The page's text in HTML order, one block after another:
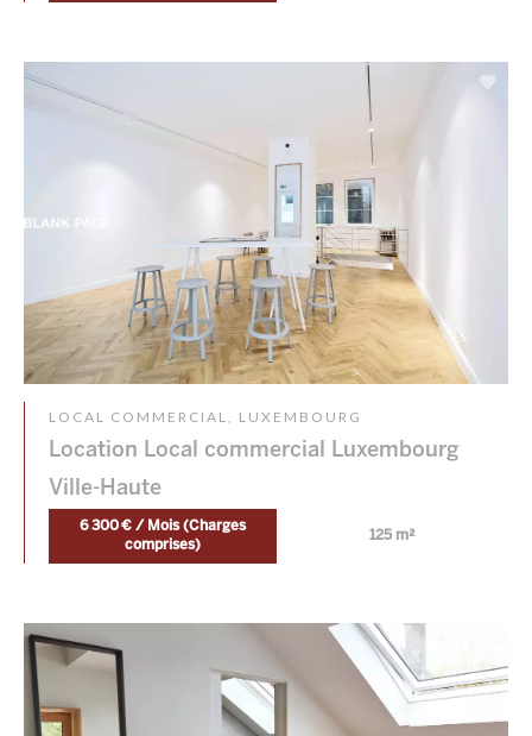
LOCAL COMMERCIAL, LUXEMBOURG
Location Local commercial Luxembourg
Ville-Haute
6 300 € / Mois (Charges
comprises)
125 m²